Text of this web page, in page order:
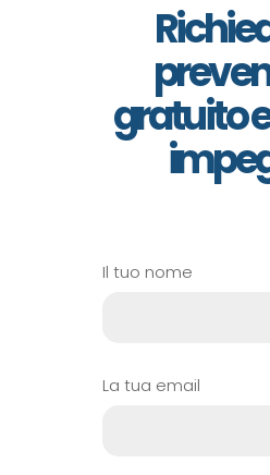
gratuito
Il tuo nome
La tua email